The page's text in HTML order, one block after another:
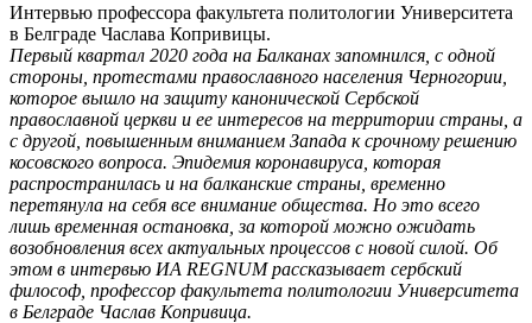
Интервью профессора факультета политологии Университета
в Белграде Часлава Копривицы.
Первый квартал 2020 года на Балканах запомнился, с одной
стороны, протестами православного населения Черногории,
которое вышло на защиту канонической Сербской
православной церкви и ее интересов на территории страны, а
с другой, повышенным вниманием Запада к срочному решению
косовского вопроса. Эпидемия коронавируса, которая
распространилась и на балканские страны, временно
перетянула на себя все внимание общества. Но это всего
лишь временная остановка, за которой можно ожидать
возобновления всех актуальных процессов с новой силой. Об
этом в интервью ИА REGNUM рассказывает сербский
философ, профессор факультета политологии Университета
в Белграде Часлав Копривица.